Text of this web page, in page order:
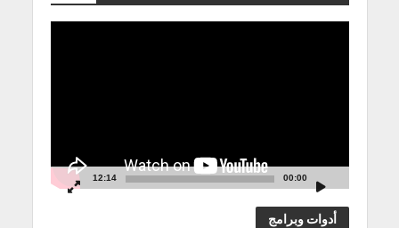
00:00
12:14
أدوات وبرامج